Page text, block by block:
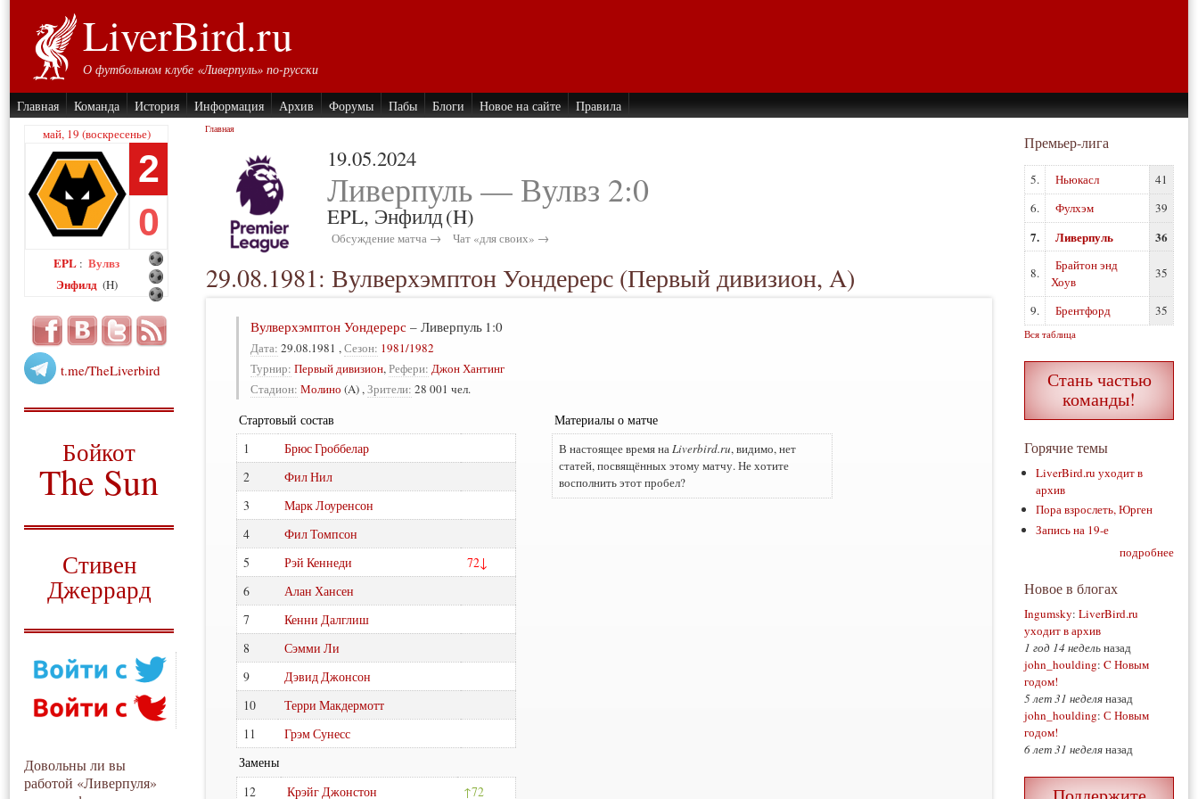
LiverBird.ru
О футбольном клубе «Ливерпуль» по-русски
Главная Команда История Информация Архив Форумы Пабы Блоги Новое на сайте Правила
май, 19 (воскресенье)
2
0
EPL : Вулвз
Энфилд (H)
t.me/TheLiverbird
Бойкот
The Sun
Стивен
Джеррард
Довольны ли вы
работой «Ливерпуля»
Главная
19.05.2024
Ливерпуль — Вулвз 2:0
EPL, Энфилд(H)
Обсуждение матча → Чат «для своих» →
29.08.1981: Вулверхэмптон Уондерерс (Первый дивизион, A)
Вулверхэмптон Уондерерс– Ливерпуль 1:0
Дата: 29.08.1981 ,Сезон: 1981/1982
Турнир: Первый дивизион,Рефери: Джон Хантинг
Стадион: Молино (A),Зрители: 28 001 чел.
Стартовый состав
1
Брюс Гроббелар
2
Фил Нил
3
Марк Лоуренсон
4
Фил Томпсон
5
Рэй Кеннеди
72
6
Алан Хансен
7
Кенни Далглиш
8
Сэмми Ли
9
Дэвид Джонсон
10
Терри Макдермотт
11
Грэм Сунесс
Замены
12
Крэйг Джонстон 72
Материалы о матче
В настоящее время наLiverbird.ru, видимо, нет
статей, посвящённых этому матчу. Не хотите
восполнить этот пробел?
Премьер-лига
5. Ньюкасл
41
6.
Фулхэм 39
7. Ливерпуль 36
8.
Брайтон энд
Хоув
35
9. Брентфорд 35
Вся таблица
Стань частью
команды!
Горячие темы
LiverBird.ru уходит в
архив
Пора взрослеть, Юрген
Запись на 19-е
подробнее
Новое в блогах
Ingumsky: LiverBird.ru
уходит в архив
1 год 14 недельназад
john_houlding: C Новым
годом!
5 лет 31 неделяназад
john_houlding: С Новым
годом!
6 лет 31 неделяназад